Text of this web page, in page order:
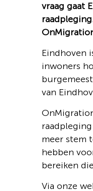
vraag gaat
Eindhoven
inwoners
van
meer stem
hebben
bereiken
Via onze